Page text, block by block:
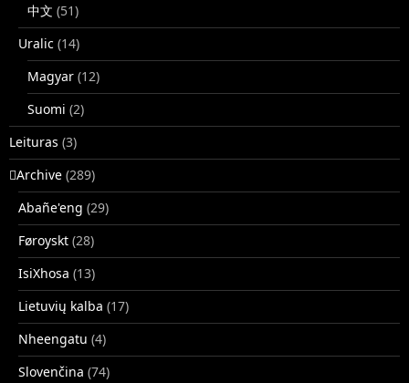
中文 (51)
Uralic (14)
Magyar (12)
Suomi (2)
Leituras (3)
􏿽Archive (289)
Abañe'eng (29)
Føroyskt (28)
IsiXhosa (13)
Lietuvių kalba (17)
Nheengatu (4)
Slovenčina (74)